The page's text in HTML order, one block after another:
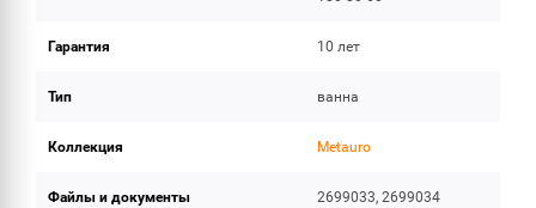
ОБЪЕМ ПОСТАВКИ
Гарантия 10 лет
Тип ванна
Коллекция Metauro
Файлы и документы 2699033, 2699034